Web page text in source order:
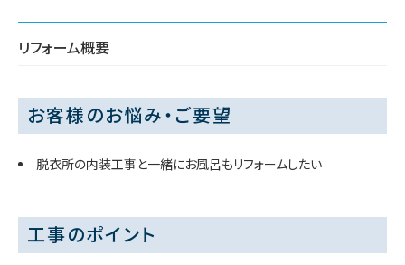
リフォーム概要
お客様のお悩み・ご要望
脱衣所の内装工事と一緒にお風呂もリフォームしたい
工事のポイント